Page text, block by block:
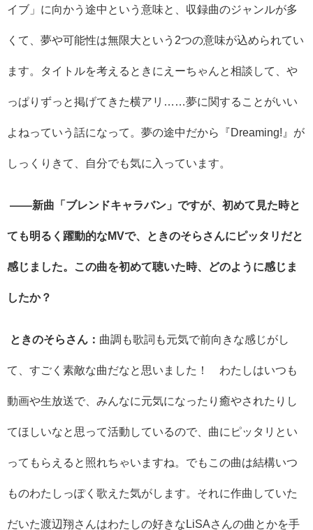
イブ」に向かう途中という意味と、収録曲のジャンルが多
くて、夢や可能性は無限大という 2つの意味が込められてい
ます。タイトルを考えるときにえーちゃんと相談して、や
っぱりずっと掲げてきた横アリ……夢に関することがいい
よねっていう話になって。夢の途中だから『Dreaming! 』が
しっくりきて、自分でも気に入っています。
――新曲「ブレンドキャラバン」ですが、初めて見た時と
ても明るく躍動的なMVで、ときのそらさんにピッタリだと
感じました。この曲を初めて聴いた時、どのように感じま
したか？
ときのそらさん： 曲調も歌詞も元気で前向きな感じがし
て、すごく素敵な曲だなと思いました！ わたしはいつも
動画や生放送で、みんなに元気になったり癒やされたりし
てほしいなと思って活動しているので、曲にピッタリとい
ってもらえると照れちゃいますね。でもこの曲は結構いつ
ものわたしっぽく歌えた気がします。それに作曲していた
だいた渡辺翔さんはわたしの好きな LiSAさんの曲とかを手